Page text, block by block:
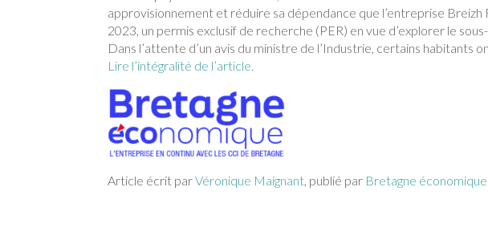
approvisionnement et réduire sa dépendance que l’entreprise
2023, un permis exclusif de recherche (PER) en vue d’explorer le
Dans l’attente d’un avis du ministre de l’Industrie, certains habitants
Lire l’intégralité de l’article.
Article écrit parVéronique Maignant, publié par Bretagne économique